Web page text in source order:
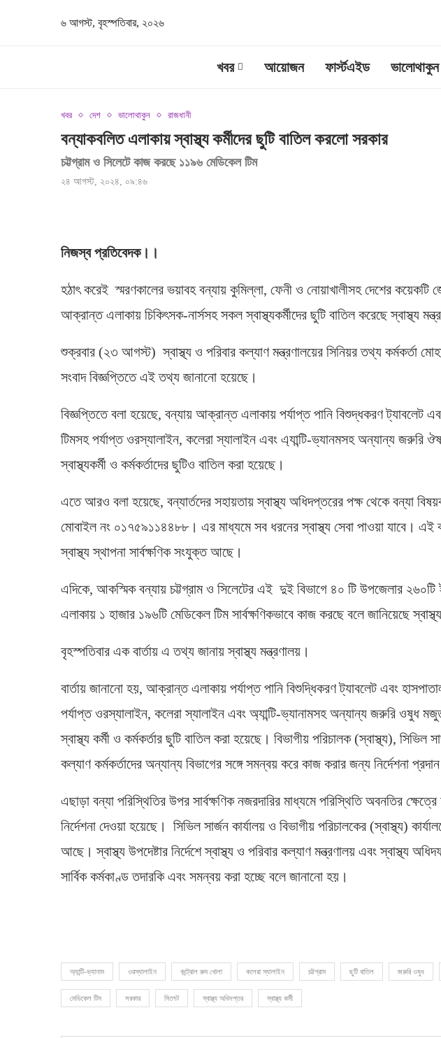
৬ আগস্ট, বৃহস্পতিবার, ২০২৬
খবর আয়োজন ফার্স্টএইড ভালোথাকুন
খবর দেশ ভালোথাকুন রাজধানী
বন্যাকবলিত এলাকায় স্বাস্থ্য কর্মীদের ছুটি বাতিল করলো সরকার
চট্টগ্রাম ও সিলেটে কাজ করছে ১১৯৬ মেডিকেল টিম
২৪ আগস্ট, ২০২৪, ০৯:৪৬
নিজস্ব প্রতিবেদক।।
হঠাৎ করেই স্মরণকালের ভয়াবহ বন্যায় কুমিল্লা, ফেনী ও নোয়াখালীসহ দেশের কয়েকটি
আক্রান্ত এলাকায় চিকিৎসক-নার্সসহ সকল স্বাস্থ্যকর্মীদের ছুটি বাতিল করেছে স্বাস্থ্য
শুক্রবার (২৩ আগস্ট) স্বাস্থ্য ও পরিবার কল্যাণ মন্ত্রণালয়ের সিনিয়র তথ্য কর্মকর্তা
সংবাদ বিজ্ঞপ্তিতে এই তথ্য জানানো হয়েছে।
বিজ্ঞপ্তিতে বলা হয়েছে, বন্যায় আক্রান্ত এলাকায় পর্যাপ্ত পানি বিশুদ্ধকরণ ট্যাবলেট
টিমসহ পর্যাপ্ত ওরস্যালাইন, কলেরা স্যালাইন এবং এ্যান্টি-ভ্যানমসহ অন্যান্য
স্বাস্থ্যকর্মী ও কর্মকর্তাদের ছুটিও বাতিল করা হয়েছে।
এতে আরও বলা হয়েছে, বন্যার্তদের সহায়তায় স্বাস্থ্য অধিদপ্তরের পক্ষ থেকে বন্যা
মোবাইল নং ০১৭৫৯১১৪৪৮৮। এর মাধ্যমে সব ধরনের স্বাস্থ্য সেবা পাওয়া যাবে। এই
স্বাস্থ্য স্থাপনা সার্বক্ষণিক সংযুক্ত আছে।
এদিকে, আকস্মিক বন্যায় চট্টগ্রাম ও সিলেটের এই দুই বিভাগে ৪০ টি উপজেলার
এলাকায় ১ হাজার ১৯৬টি মেডিকেল টিম সার্বক্ষণিকভাবে কাজ করছে বলে জানিয়েছে
বৃহস্পতিবার এক বার্তায় এ তথ্য জানায় স্বাস্থ্য মন্ত্রণালয়।
বার্তায় জানানো হয়, আক্রান্ত এলাকায় পর্যাপ্ত পানি বিশুদ্ধিকরণ ট্যাবলেট এবং
পর্যাপ্ত ওরস্যালাইন, কলেরা স্যালাইন এবং অ্যান্টি-ভ্যানামসহ অন্যান্য জরুরি
স্বাস্থ্য কর্মী ও কর্মকর্তার ছুটি বাতিল করা হয়েছে। বিভাগীয় পরিচালক (স্বাস্থ্য), সিভিল
কল্যাণ কর্মকর্তাদের অন্যান্য বিভাগের সঙ্গে সমন্বয় করে কাজ করার জন্য নির্দেশনা
এছাড়া বন্যা পরিস্থিতির উপর সার্বক্ষণিক নজরদারির মাধ্যমে পরিস্থিতি অবনতির
নির্দেশনা দেওয়া হয়েছে। সিভিল সার্জন কার্যালয় ও বিভাগীয় পরিচালকের (স্বাস্থ্য)
আছে। স্বাস্থ্য উপদেষ্টার নির্দেশে স্বাস্থ্য ও পরিবার কল্যাণ মন্ত্রণালয় এবং স্বাস্থ্য
সার্বিক কর্মকাণ্ড তদারকি এবং সমন্বয় করা হচ্ছে বলে জানানো হয়।
অ্যান্টি-ভ্যানাম ওরস্যালাইন কন্ট্রোল রুম খোলা কলেরা স্যালাইন চট্টগ্রাম ছুটি বাতিল জরুরি ওষুধ
মেডিকেল টিম সরকার সিলেট স্বাস্থ্য অধিদপ্তর স্বাস্থ্য কর্মী